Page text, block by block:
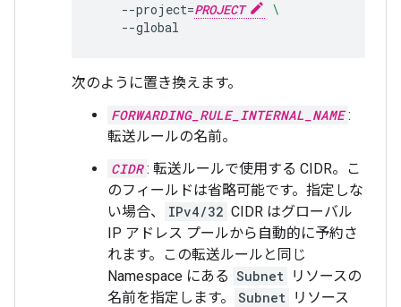
--project=PROJECT
\
次のように置き換えます。
FORWARDING_RULE_INTERNAL_NAME :
転送ルールの名前。
CIDR : 転送ルールで使用する CIDR。こ
のフィールドは省略可能です。指定しな
い場合、
IPv4/32 CIDR はグローバル
IP アドレス プールから自動的に予約さ
れます。この転送ルールと同じ
Namespace にある Subnet リソースの
名前を指定します。
Subnet リソース